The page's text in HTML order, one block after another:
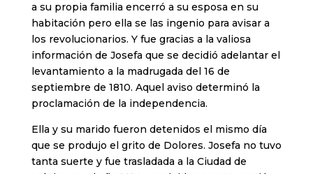
a su propia familia encerró a su esposa en su
habitación pero ella se las ingenio para avisar a
los revolucionarios. Y fue gracias a la valiosa
información de Josefa que se decidió adelantar el
levantamiento a la madrugada del 16 de
septiembre de 1810. Aquel aviso determinó la
proclamación de la independencia.
Ella y su marido fueron detenidos el mismo día
que se produjo el grito de Dolores. Josefa no tuvo
tanta suerte y fue trasladada a la Ciudad de